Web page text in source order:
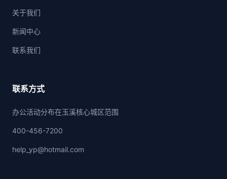
关于我们
新闻中心
联系我们
联系方式
办公活动分布在玉溪核心城区范围
400-456-7200
help_yp@hotmail.com